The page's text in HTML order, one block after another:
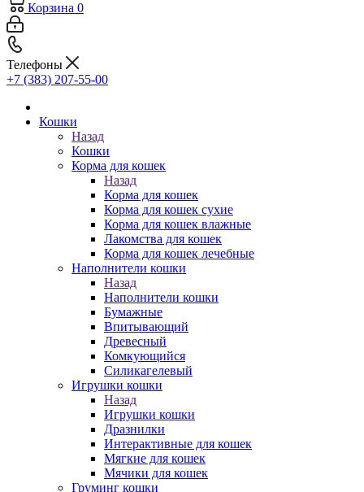
Корзина 0
Телефоны
+7 (383) 207-55-00
Кошки
Назад
Кошки
Корма для кошек
Назад
Корма для кошек
Корма для кошек сухие
Корма для кошек влажные
Лакомства для кошек
Корма для кошек лечебные
Наполнители кошки
Назад
Наполнители кошки
Бумажные
Впитывающий
Древесный
Комкующийся
Силикагелевый
Игрушки кошки
Назад
Игрушки кошки
Дразнилки
Интерактивные для кошек
Мягкие для кошек
Мячики для кошек
Груминг кошки